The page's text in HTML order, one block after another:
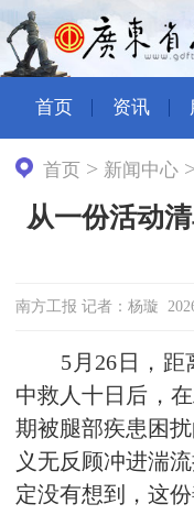
首页 资讯
首页 > 新闻中心 >
从一份活动
南方工报 记者：杨璇
5月26日，距
中救人十日后，
期被腿部疾患困
义无反顾冲进湍
定没有想到，这